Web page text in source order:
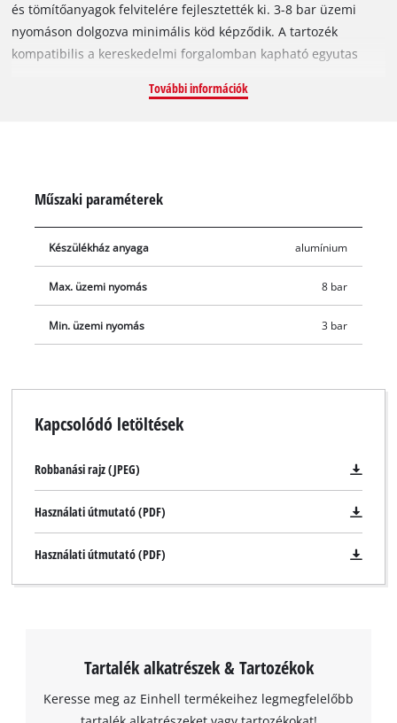
és tömítőanyagok felvitelére fejlesztették ki. 3-8 bar üzemi
nyomáson dolgozva minimális köd képződik. A tartozék
kompatibilis a kereskedelmi forgalomban kapható egyutas
készült, és bár robusztus, mégis könnyen tud vele dolgozni. A
További információk
Műszaki paraméterek
Készülékház anyaga alumínium
Max. üzemi nyomás 8 bar
Min. üzemi nyomás 3 bar
Kapcsolódó letöltések
Robbanási rajz (JPEG)
Használati útmutató (PDF)
Használati útmutató (PDF)
Tartalék alkatrészek & Tartozékok
Keresse meg az Einhell termékeihez legmegfelelőbb